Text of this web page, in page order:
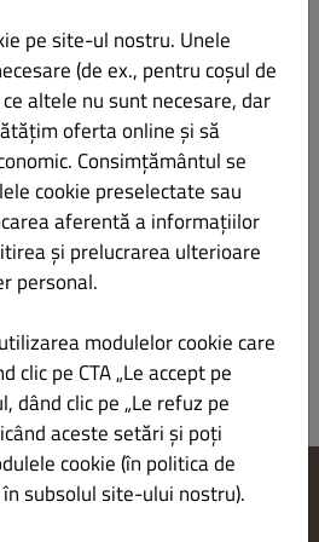
LEI 72.00
telina, sos alb, usturoi, bacon, vin
pe site-ul nostru. Unele
(de ex., pentru coșul de
altele nu sunt necesare, dar
oferta online și să
Consimțământul se
cookie preselectate sau
aferentă a informațiilor
și prelucrarea ulterioare
personal.
modulelor cookie care
clic pe CTA „Le accept pe
dând clic pe „Le refuz pe
aceste setări și poți
cookie (în politica de
subsolul site-ului nostru).